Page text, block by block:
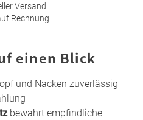
Versand
Rechnung
einen Blick
und Nacken zuverlässig
bewahrt empfindliche